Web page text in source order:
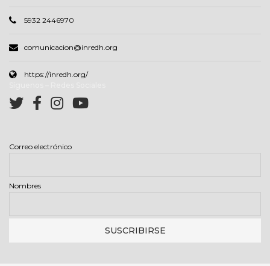
5932 2446970
comunicacion@inredh.org
https://inredh.org/
Correo electrónico
Nombres